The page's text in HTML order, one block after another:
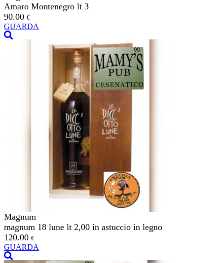
Amaro Montenegro lt 3
90.00 €
GUARDA
Magnum
magnum 18 lune lt 2,00 in astuccio in legno
120.00 €
GUARDA